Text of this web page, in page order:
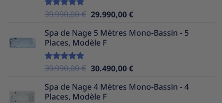
Note5.00
39.990,00€ Le
initial
était :
29.990,00€Le
actuel
Spa de Nage 5 Mètres Mono-Bassin - 5
Places, Modèle F
Note5.00
39.990,00€ Le
initial
était :
30.490,00€Le
actuel
Spa de Nage 4 Mètres Mono-Bassin - 4
Places, Modèle F